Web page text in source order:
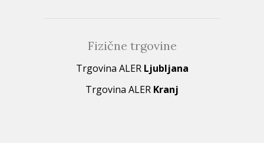
Fizične trgovine
Trgovina ALER Ljubljana
Trgovina ALER Kranj